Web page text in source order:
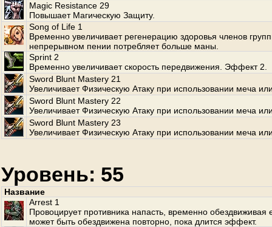
Magic Resistance 29
Повышает Магическую Защиту.
Song of Life 1
Временно увеличивает регенерацию здоровья членов
непрерывном пении потребляет больше маны.
Sprint 2
Временно увеличивает скорость передвижения. Эффект 2.
Sword Blunt Mastery 21
Увеличивает Физическую Атаку при использовании меча
Sword Blunt Mastery 22
Увеличивает Физическую Атаку при использовании меча
Sword Blunt Mastery 23
Увеличивает Физическую Атаку при использовании меча
Уровень: 55
Название
Arrest 1
Провоцирует противника напасть, временно обездвиживая
может быть обездвижена повторно, пока длится эффект.